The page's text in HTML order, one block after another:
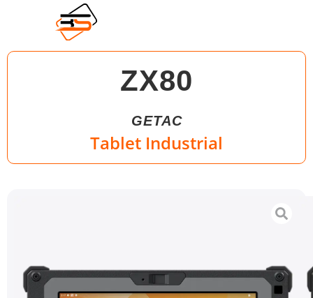
ZX80
GETAC
Tablet Industrial